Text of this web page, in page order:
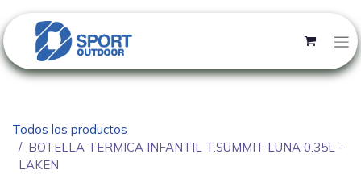
Todos los productos
BOTELLA TERMICA INFANTIL T.SUMMIT LUNA 0.35L -
LAKEN